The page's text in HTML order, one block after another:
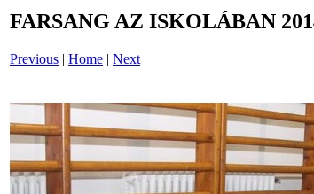
FARSANG AZ ISKOLÁBAN
Previous | Home | Next